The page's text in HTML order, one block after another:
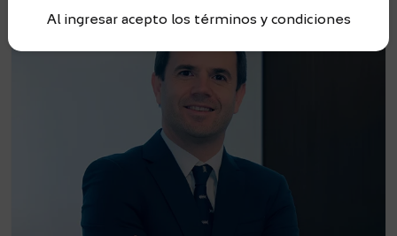
Chile
Al ingresar acepto los términos y condiciones